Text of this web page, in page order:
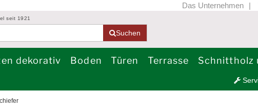
Das Unternehmen
seit 1921
Suchen
dekorativ Boden Türen Terrasse Schnittholz